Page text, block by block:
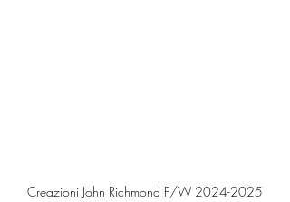
Creazioni John Richmond F/W 2024-2025